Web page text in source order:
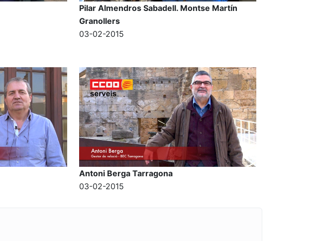
Pilar Almendros Sabadell. Montse Martín
Granollers
03-02-2015
Antoni Berga Tarragona
03-02-2015